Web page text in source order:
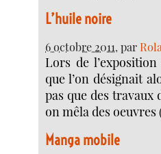
L’huile noire
6 octobre 2011, par
Lors de
que l’on désignait
pas que des
on mêla des
Manga mobile